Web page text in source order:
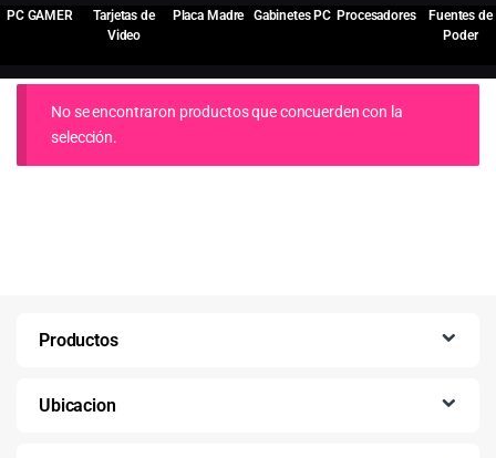
PC GAMER
Tarjetas de
Video
Placa Madre Gabinetes PC Procesadores
Fuentes de
Poder
No se encontraron productos que concuerden con la
selección.
Productos
Ubicacion